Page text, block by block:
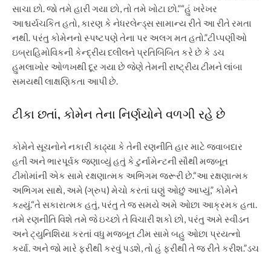
સાચા છો. જો તમે હારી ગયા છો, તો તમે ખોટા છો.”“હું ખરેખર
આશ્ચર્યચકિત હતો, કારણ કે નેધરલેન્ડ્સ સામાન્ય રીતે આ રીતે રમતા
નથી.પરંતુ કોમેનનો સ્પષ્ટપણે તેના પર અલગ મત હતો.”ટીપ્પણીઓ
ઇબ્રાહિમોવિકની કેન્દ્રીય દલીલને પ્રતિબિંબિત કરે છે કે ડચ
હુમલાખોર ઓળખથી દૂર ગયા છે જેણે તેમની રાષ્ટ્રીય ટીમને લાંબા
સમયથી લાક્ષણિકતા આપી છે.
ટીકા છતાં, કોમેન તેના નિર્ણયોને વળગી રહે છે
કોમેને સૂચનોને નકારી કાઢ્યા કે તેની રણનીતિ હાર માટે જવાબદાર
હતી અને ભારપૂર્વક જણાવ્યું હતું કે ટુર્નામેન્ટની સૌથી મજબૂત
ટીમોમાંની એક સામે રક્ષણાત્મક અભિગમ જરૂરી છે.“આ રક્ષણાત્મક
અભિગમ સાથે, અમે (ગ્રુપ) મેચો કરતાં ઘણું ઓછું આપ્યું,”કોમેને
કહ્યું.“તે સકારાત્મક હતું, પરંતુ તે જ સમયે અમે ઓછા આક્રમક હતા.
તમે રણનીતિ વિશે તમે જે ઇચ્છો તે વિચારી શકો છો, પરંતુ અમે સ્વીડન
અને ટ્યુનિશિયા કરતાં વધુ મજબૂત ટીમ સામે બહુ ઓછા પ્રયત્નો
કર્યા. અને જો મારે ફરીથી કરવું પડશે, તો હું ફરીથી તે જ રીતે કરીશ.”ડચ